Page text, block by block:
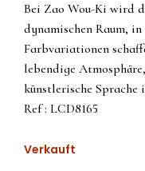
Bei Zao Wou-Ki wird
dynamischen Raum,
Farbvariationen
lebendige
künstlerische Sprache
Ref : LCD8165
Verkauft